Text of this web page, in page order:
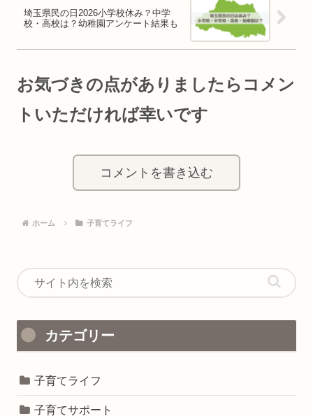
埼玉県民の日2026小学校休み？中学
校・高校は？幼稚園アンケート結果も
お気づきの点がありましたらコメン
トいただければ幸いです
コメントを書き込む
ホーム 子育てライフ
カテゴリー
子育てライフ
子育てサポート